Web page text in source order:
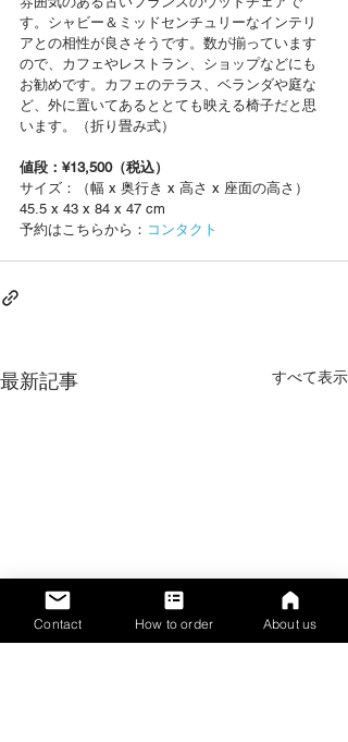
す。シャビー＆ミッドセンチュリーなインテリ
アとの相性が良さそうです。数が揃っています
ので、カフェやレストラン、ショップなどにも
お勧めです。カフェのテラス、ベランダや庭な
ど、外に置いてあるととても映える椅子だと思
います。（折り畳み式）
値段：¥13,500（税込）
サイズ：（幅 x 奥行き x 高さ x 座面の高さ）
45.5 x 43 x 84 x 47 cm
予約はこちらから： コンタクト
最新記事 すべて表示
Contact How to order About us